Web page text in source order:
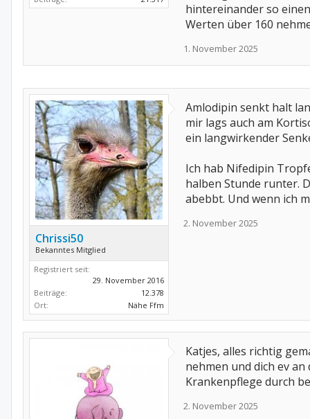
hintereinander so
Werten über 160
1. November 2025
Chrissi50
Bekanntes Mitglied
Registriert seit:
29. November 2016
Beiträge:
12.378
Ort:
Nähe Ffm
Amlodipin senkt halt
mir lags auch am
ein langwirkender
Ich hab Nifedipin
halben Stunde runter.
abebbt. Und wenn ich
2. November 2025
Katjes, alles richtig
nehmen und dich ev
Krankenpflege durch
2. November 2025